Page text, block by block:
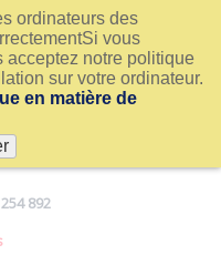
ordinateurs des
vous
acceptez notre politique
sur votre ordinateur.
en matière de
892